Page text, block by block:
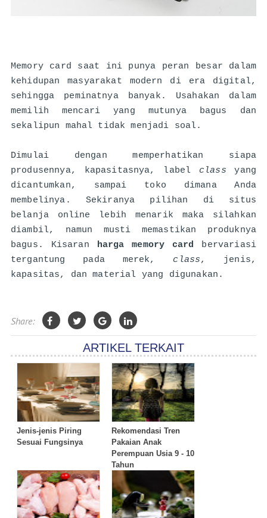
Memory card saat ini punya peran besar dalam
kehidupan masyarakat modern di era digital,
sehingga peminatnya banyak. Usahakan dalam
memilih mencari yang mutunya bagus dan
sekalipun mahal tidak menjadi soal.
Dimulai dengan memperhatikan siapa
produsennya, kapasitasnya, label class yang
dicantumkan, sampai toko dimana Anda
membelinya. Sekiranya pilihan di situs
belanja online lebih menarik maka silahkan
diambil, namun musti memastikan produknya
bagus. Kisaran
harga memory card bervariasi
tergantung pada merek, class, jenis,
kapasitas, dan material yang digunakan.
Share:
ARTIKEL TERKAIT
Jenis-jenis Piring
Sesuai Fungsinya
Rekomendasi Tren
Pakaian Anak
Perempuan Usia 9 - 10
Tahun